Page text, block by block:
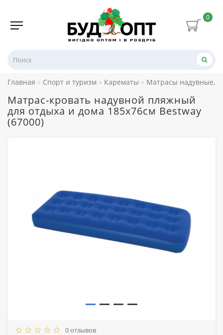
0
Главная Спорт и туризм Карематы Матрасы надувные,
Матрас-кровать надувной пляжный
для отдыха и дома 185x76см Bestway
(67000)
0 отзывов